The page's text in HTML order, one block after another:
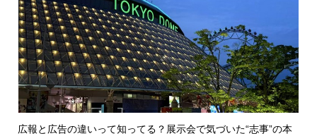
広報と広告の違いって知ってる？展示会で気づいた“志事”の本